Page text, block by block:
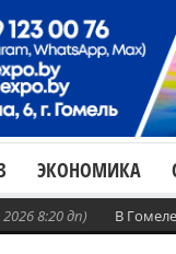
ЭКОНОМИКА
8:20 дп) В